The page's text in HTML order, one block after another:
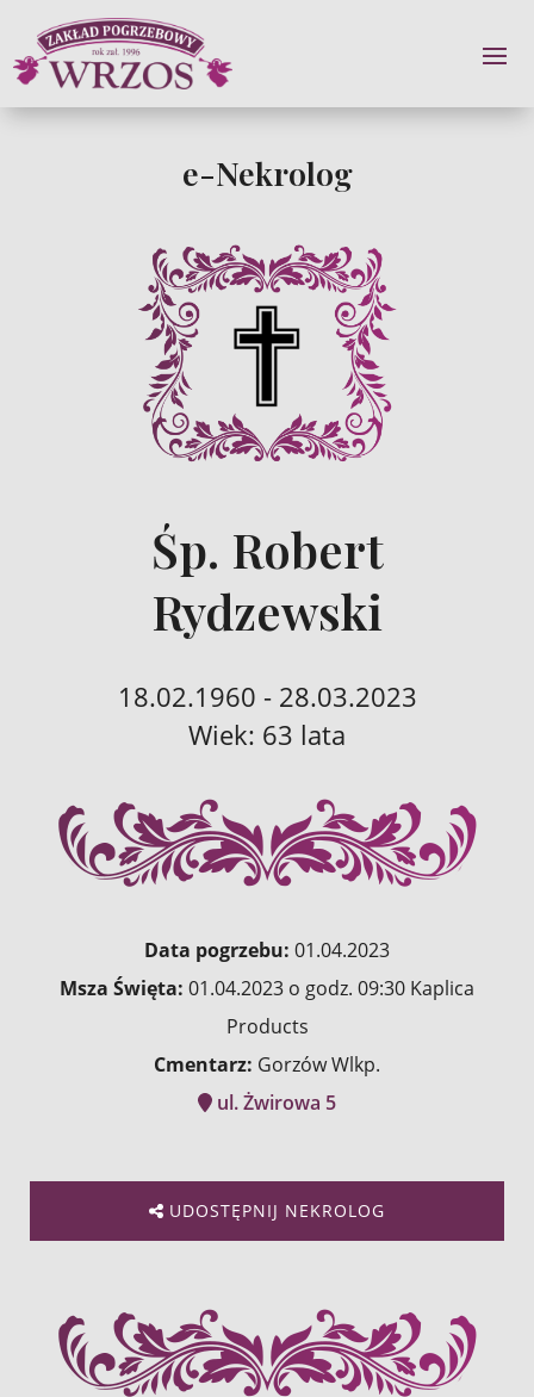
e-Nekrolog
Śp. Robert
Rydzewski
18.02.1960 - 28.03.2023
Wiek: 63 lata
Data pogrzebu: 01.04.2023
Msza Święta: 01.04.2023 o godz. 09:30 Kaplica
Products
Cmentarz: Gorzów Wlkp.
ul. Żwirowa 5
UDOSTĘPNIJ NEKROLOG